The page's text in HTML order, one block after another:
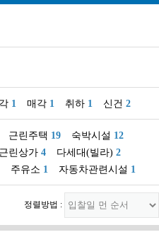
1 매각 1 취하 1 신건 2
근린주택 19 숙박시설 12
근린상가 4 다세대(빌라) 2
주유소 1 자동차관련시설 1
정렬방법 :